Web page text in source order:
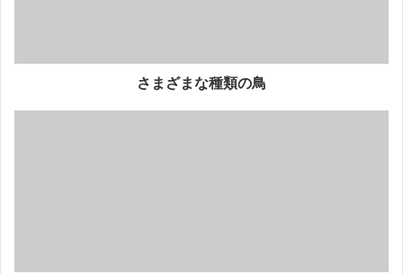
さまざまな種類の鳥